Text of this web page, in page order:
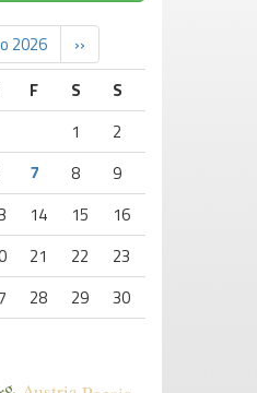
2026
››
F S
S
1
2
7 8
9
14 15
16
21 22
23
28 29
30